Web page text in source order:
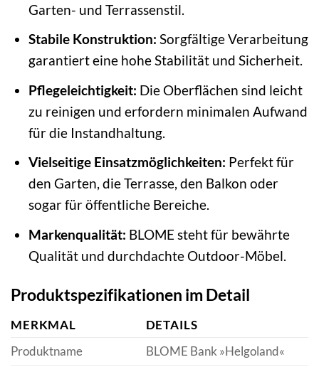
Garten- und Terrassenstil.
Stabile Konstruktion: Sorgfältige Verarbeitung
garantiert eine hohe Stabilität und Sicherheit.
Pflegeleichtigkeit: Die Oberflächen sind leicht
zu reinigen und erfordern minimalen Aufwand
für die Instandhaltung.
Vielseitige Einsatzmöglichkeiten: Perfekt für
den Garten, die Terrasse, den Balkon oder
sogar für öffentliche Bereiche.
Markenqualität: BLOME steht für bewährte
Qualität und durchdachte Outdoor-Möbel.
Produktspezifikationen im Detail
MERKMAL
DETAILS
Produktname
BLOME Bank »Helgoland«